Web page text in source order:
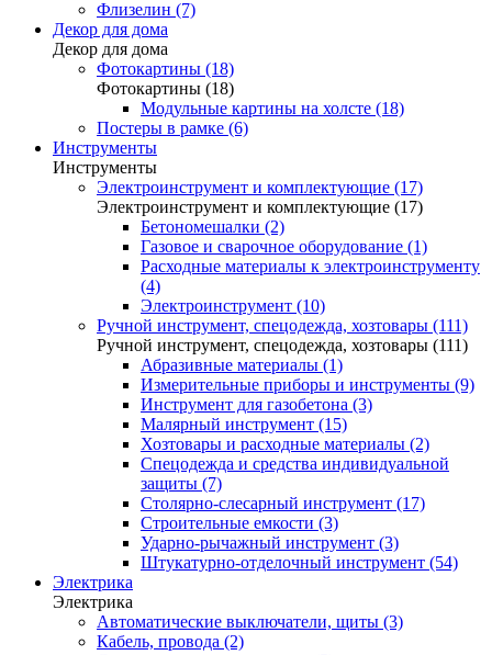
Флизелин (7)
Декор для дома
Декор для дома
Фотокартины (18)
Фотокартины (18)
Модульные картины на холсте (18)
Постеры в рамке (6)
Инструменты
Инструменты
Электроинструмент и комплектующие (17)
Электроинструмент и комплектующие (17)
Бетономешалки (2)
Газовое и сварочное оборудование (1)
Расходные материалы к электроинструменту
(4)
Электроинструмент (10)
Ручной инструмент, спецодежда, хозтовары (111)
Ручной инструмент, спецодежда, хозтовары (111)
Абразивные материалы (1)
Измерительные приборы и инструменты (9)
Инструмент для газобетона (3)
Малярный инструмент (15)
Хозтовары и расходные материалы (2)
Спецодежда и средства индивидуальной
защиты (7)
Столярно-слесарный инструмент (17)
Строительные емкости (3)
Ударно-рычажный инструмент (3)
Штукатурно-отделочный инструмент (54)
Электрика
Электрика
Автоматические выключатели, щиты (3)
Кабель, провода (2)